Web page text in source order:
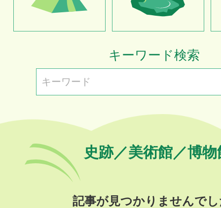
キーワード検索
史跡／美術館／博物
記事が見つかりませんで